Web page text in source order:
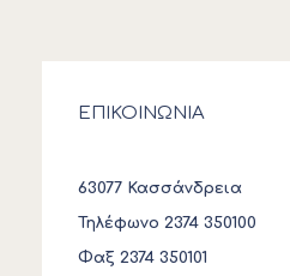
ΕΠΙΚΟΙΝΩΝΙΑ
63077 Κασσάνδρεια
Τηλέφωνο 2374 350100
Φαξ 2374 350101